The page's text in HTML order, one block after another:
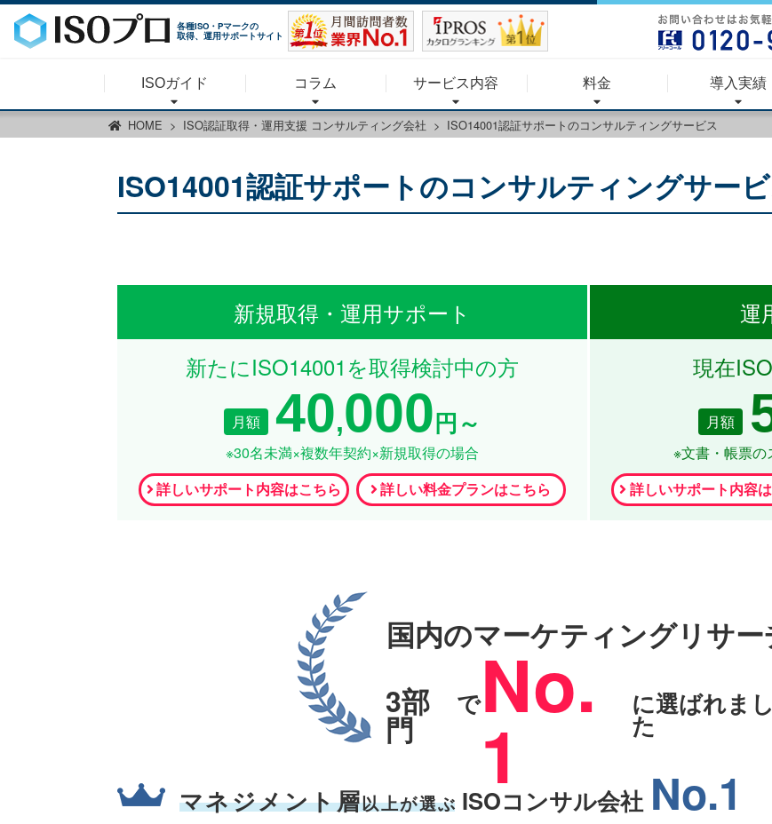
各種ISO・Pマークの
取得、運用サポートサイト
ISOガイド コラム サービス内容 料金 導入実績
HOME ISO認証取得・運用支援 コンサルティング会社 ISO14001認証サポートのコンサルティングサービス
ISO14001認証サポートのコンサルティングサー
新規取得・運用サポート
新たにISO14001を取得検討中の方
月額 40,000 円～
※30名未満×複数年契約×新規取得の場合
詳しいサポート内容はこちら
詳しい料金プランはこちら
運
現在
月額
※文書・帳票の
詳しいサポート内容
国内のマーケティングリサー
3部
門
でNo.
1
に選ばれまし
た
マネジメント層以上が選ぶ ISOコンサル会社 No.1